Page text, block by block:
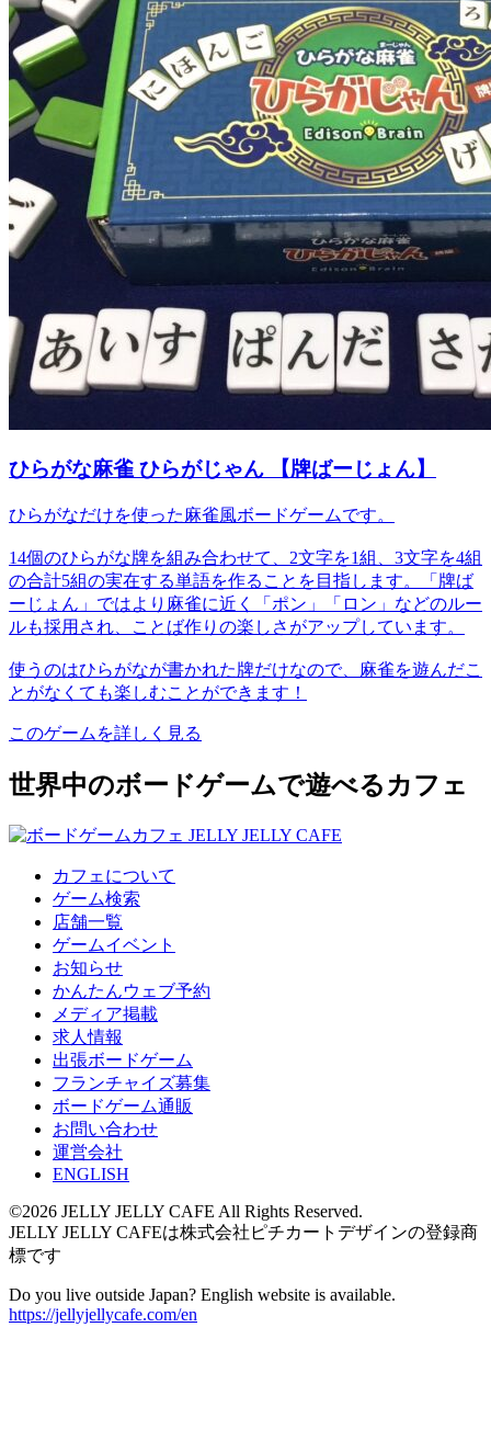
ひらがな麻雀 ひらがじゃん 【牌ばーじょん】
ひらがなだけを使った麻雀風ボードゲームです。
14個のひらがな牌を組み合わせて、2文字を1組、3文字を4組
の合計5組の実在する単語を作ることを目指します。「牌ば
ーじょん」ではより麻雀に近く「ポン」「ロン」などのルー
ルも採用され、ことば作りの楽しさがアップしています。
使うのはひらがなが書かれた牌だけなので、麻雀を遊んだこ
とがなくても楽しむことができます！
このゲームを詳しく見る
世界中のボードゲームで遊べるカフェ
カフェについて
ゲーム検索
店舗一覧
ゲームイベント
お知らせ
かんたんウェブ予約
メディア掲載
求人情報
出張ボードゲーム
フランチャイズ募集
ボードゲーム通販
お問い合わせ
運営会社
ENGLISH
©2026 JELLY JELLY CAFE All Rights Reserved.
JELLY JELLY CAFEは株式会社ピチカートデザインの登録商
標です
Do you live outside Japan? English website is available.
https://jellyjellycafe.com/en